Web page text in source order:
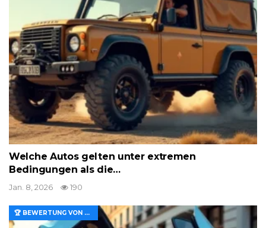
Welche Autos gelten unter extremen
Bedingungen als die…
Jan. 8, 2026 190
🏆 BEWERTUNG VON MERKMALEN UND WERT